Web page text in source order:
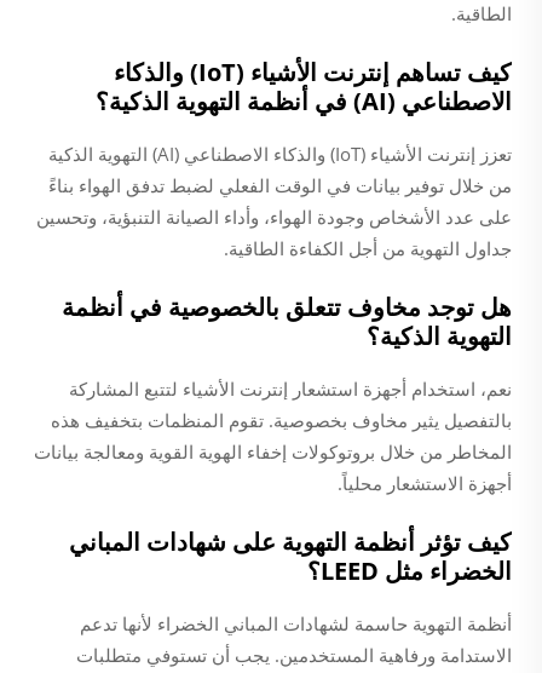
الطاقية.
كيف تساهم إنترنت الأشياء (IoT) والذكاء
الاصطناعي (AI) في أنظمة التهوية الذكية؟
تعزز إنترنت الأشياء (IoT) والذكاء الاصطناعي (AI) التهوية الذكية
من خلال توفير بيانات في الوقت الفعلي لضبط تدفق الهواء بناءً
على عدد الأشخاص وجودة الهواء، وأداء الصيانة التنبؤية، وتحسين
جداول التهوية من أجل الكفاءة الطاقية.
هل توجد مخاوف تتعلق بالخصوصية في أنظمة
التهوية الذكية؟
نعم، استخدام أجهزة استشعار إنترنت الأشياء لتتبع المشاركة
بالتفصيل يثير مخاوف بخصوصية. تقوم المنظمات بتخفيف هذه
المخاطر من خلال بروتوكولات إخفاء الهوية القوية ومعالجة بيانات
أجهزة الاستشعار محلياً.
كيف تؤثر أنظمة التهوية على شهادات المباني
الخضراء مثل LEED؟
أنظمة التهوية حاسمة لشهادات المباني الخضراء لأنها تدعم
الاستدامة ورفاهية المستخدمين. يجب أن تستوفي متطلبات